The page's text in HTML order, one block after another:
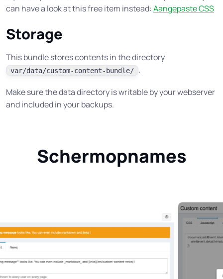
can have a look at this free item instead: Aangepaste CSS
Storage
This bundle stores contents in the directory
var/data/custom-content-bundle/ .
Make sure the data directory is writable by your webserver
and included in your backups.
Schermopnames